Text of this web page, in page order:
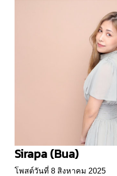
Sirapa (Bua)
โพสต์วันที่ 8 สิงหาคม 2025